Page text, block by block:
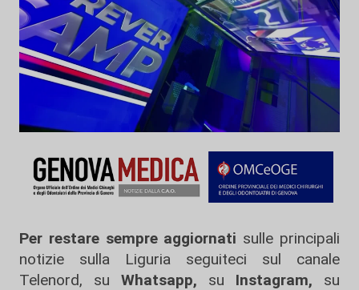
Per restare sempre aggiornati sulle principali
notizie sulla Liguria seguiteci sul canale
Telenord, su
Whatsapp, su Instagram, su